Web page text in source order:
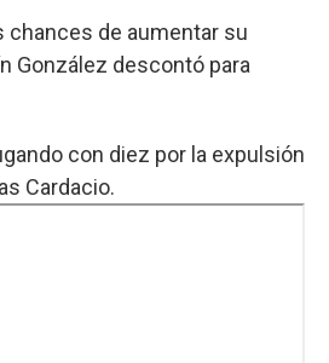
chances de aumentar su
González descontó para
con diez por la expulsión
Cardacio.